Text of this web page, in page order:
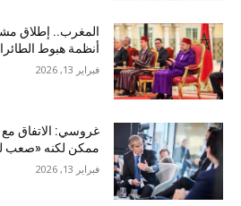
المغرب.. إطلاق
أنظمة هبوط
فبراير 13, 2026
غروسي: الاتفاق مع
ممكن لكنه «صعب
فبراير 13, 2026